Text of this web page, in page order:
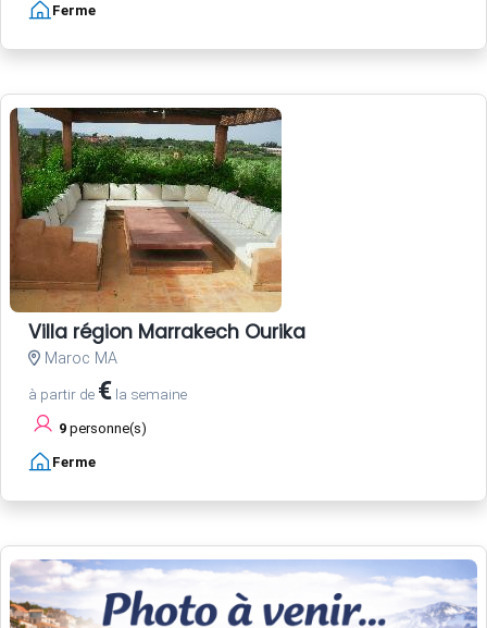
Ferme
Villa région Marrakech Ourika
Maroc MA
à partir de € la semaine
9 personne(s)
Ferme